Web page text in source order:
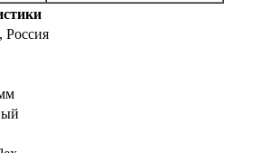
Россия